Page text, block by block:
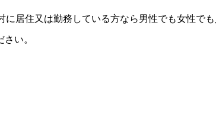
居住又は勤務している方なら男性でも女性でも
い。